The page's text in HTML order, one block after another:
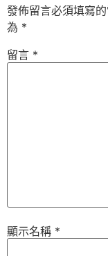
發佈留言必須填寫
為 *
留言 *
顯示名稱 *